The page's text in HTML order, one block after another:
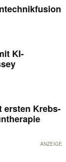
KI-
ersten Krebs-
ANZEIGE